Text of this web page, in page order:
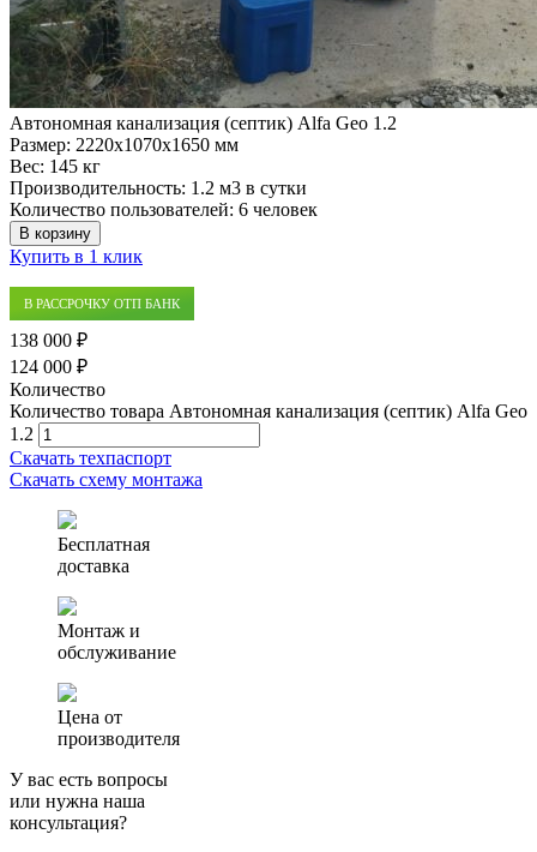
Автономная канализация (септик) Alfa Geo 1.2
Размер: 2220x1070x1650 мм
Вес: 145 кг
Производительность: 1.2 м3 в сутки
Количество пользователей: 6 человек
В корзину
Купить в 1 клик
В РАССРОЧКУ ОТП БАНК
138 000 ₽
124 000 ₽
Количество
Количество товара Автономная канализация (септик) Alfa Geo
1.2
Скачать техпаспорт
Скачать схему монтажа
Бесплатная
доставка
Монтаж и
обслуживание
Цена от
производителя
У вас есть вопросы
или нужна наша
консультация?